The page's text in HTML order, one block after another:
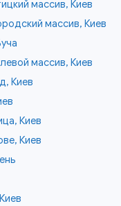
массив, Киев
массив, Киев
массив, Киев
Киев
Киев
Киев